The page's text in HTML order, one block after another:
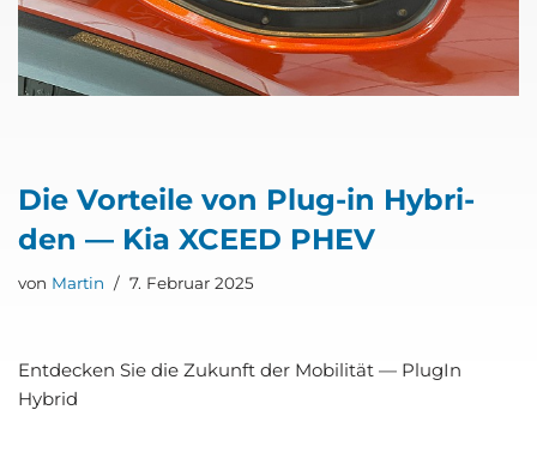
Die Vor­tei­le von Plug-in Hybri­
den — Kia XCEED PHEV
von Martin 7. Februar 2025
Ent­de­cken Sie die Zukunft der Mobi­li­tät — Plug­In
Hybrid